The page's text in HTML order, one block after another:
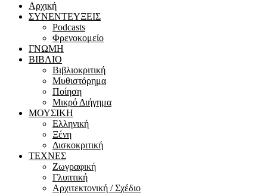
Αρχική
ΣΥΝΕΝΤΕΥΞΕΙΣ
Podcasts
Φρενοκομείο
ΓΝΩΜΗ
ΒΙΒΛΙΟ
Βιβλιοκριτική
Μυθιστόρημα
Ποίηση
Μικρό Διήγημα
ΜΟΥΣΙΚΗ
Ελληνική
Ξένη
Δισκοκριτική
ΤΕΧΝΕΣ
Ζωγραφική
Γλυπτική
Αρχιτεκτονική / Σχέδιο